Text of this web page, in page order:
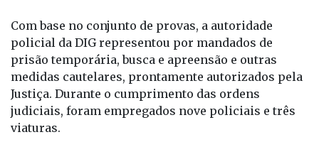
Com base no conjunto de provas, a autoridade
policial da DIG representou por mandados de
prisão temporária, busca e apreensão e outras
medidas cautelares, prontamente autorizados pela
Justiça. Durante o cumprimento das ordens
judiciais, foram empregados nove policiais e três